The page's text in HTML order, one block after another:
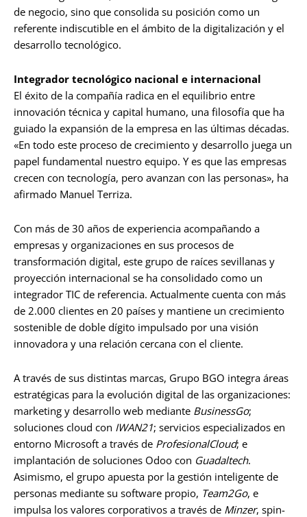
de negocio, sino que consolida su posición como un
referente indiscutible en el ámbito de la digitalización y el
desarrollo tecnológico.
Integrador tecnológico nacional e internacional
El éxito de la compañía radica en el equilibrio entre
innovación técnica y capital humano, una filosofía que ha
guiado la expansión de la empresa en las últimas décadas.
«En todo este proceso de crecimiento y desarrollo juega un
papel fundamental nuestro equipo. Y es que las empresas
crecen con tecnología, pero avanzan con las personas», ha
afirmado Manuel Terriza.
Con más de 30 años de experiencia acompañando a
empresas y organizaciones en sus procesos de
transformación digital, este grupo de raíces sevillanas y
proyección internacional se ha consolidado como un
integrador TIC de referencia. Actualmente cuenta con más
de 2.000 clientes en 20 países y mantiene un crecimiento
sostenible de doble dígito impulsado por una visión
innovadora y una relación cercana con el cliente.
A través de sus distintas marcas, Grupo BGO integra áreas
estratégicas para la evolución digital de las organizaciones:
marketing y desarrollo web mediante BusinessGo;
soluciones cloud con IWAN21; servicios especializados en
entorno Microsoft a través de ProfesionalCloud; e
implantación de soluciones Odoo con Guadaltech.
Asimismo, el grupo apuesta por la gestión inteligente de
personas mediante su software propio, Team2Go, e
impulsa los valores corporativos a través de Minzer, spin-